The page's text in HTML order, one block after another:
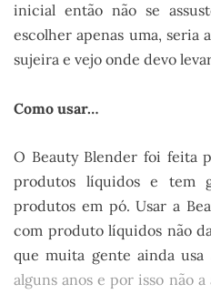
inicial então não se
escolher apenas uma, seria
sujeira e vejo onde devo
Como usar…
O Beauty Blender foi feita
produtos líquidos e tem
produtos em pó. Usar a
com produto líquidos não
que muita gente ainda usa
alguns anos e por isso não